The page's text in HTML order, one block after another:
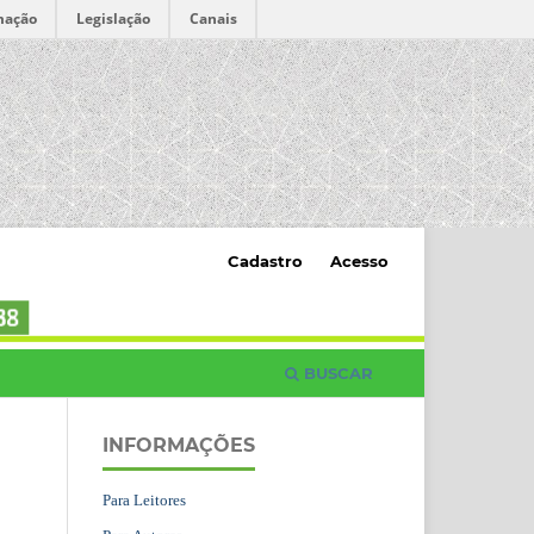
Legislação Canais
BUSCAR
Cadastro Acesso
INFORMAÇÕES
Para Leitores